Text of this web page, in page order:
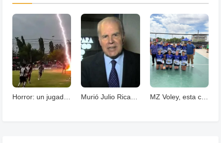
MZ Voley, esta cerrando un año con grandes logros